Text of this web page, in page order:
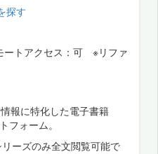
探す
トアクセス：可 ※リファ
報に特化した電子書籍
フォーム。
リーズのみ全文閲覧可能で